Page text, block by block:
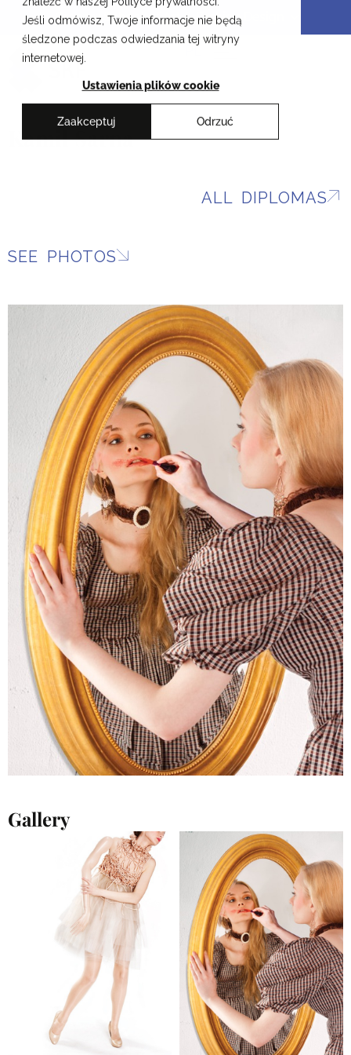
Jeśli odmówisz, Twoje informacje nie będą
śledzone podczas odwiedzania tej witryny
internetowej.
Ustawienia plików cookie
Zaakceptuj Odrzuć
Skip
content
Cracow School of Art & Fashion Design
PL
Kamil Sarna
ALL DIPLOMAS
SEE PHOTOS
Gallery